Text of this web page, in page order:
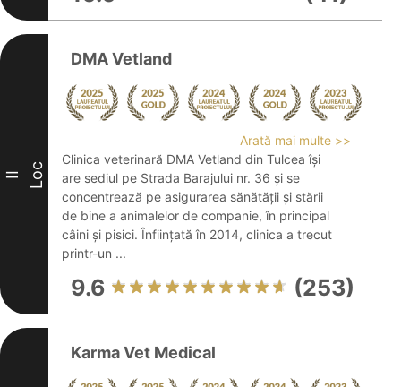
II Loc
DMA Vetland
Arată mai multe >>
Clinica veterinară DMA Vetland din Tulcea își
are sediul pe Strada Barajului nr. 36 și se
concentrează pe asigurarea sănătății și stării
de bine a animalelor de companie, în principal
câini și pisici. Înființată în 2014, clinica a trecut
printr-un ...
9.6 (253)
Karma Vet Medical